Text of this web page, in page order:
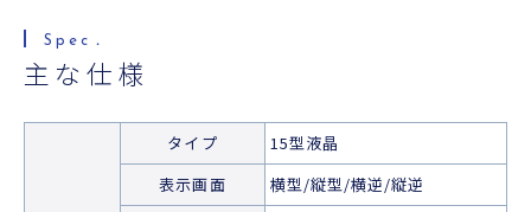
主な仕様
タイプ
15型液晶
表示画面
横型/縦型/横逆/縦逆